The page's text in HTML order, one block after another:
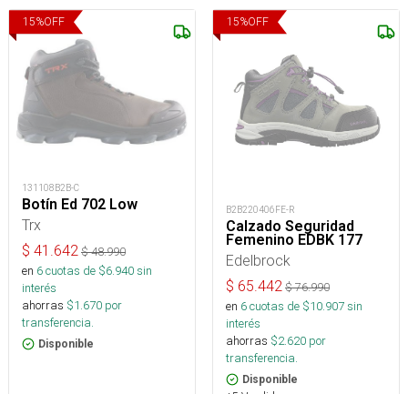
15%OFF
131108B2B-C
Botín Ed 702 Low
Trx
$ 41.642 $48.990
en 6cuotas de $6.940sin
interés
ahorras $1.670 por
transferencia.
Disponible
15%OFF
B2B220406FE-R
Calzado Seguridad
Femenino EDBK 177
Edelbrock
$ 65.442 $76.990
en 6cuotas de $10.907sin
interés
ahorras $2.620 por
transferencia.
Disponible